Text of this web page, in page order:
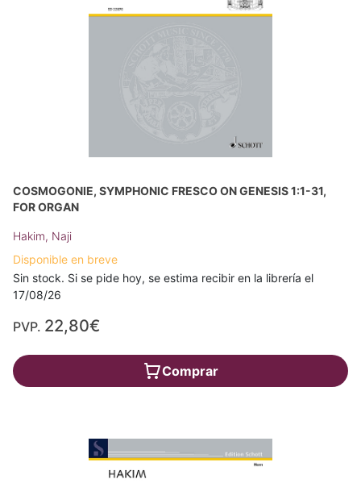
COSMOGONIE, SYMPHONIC FRESCO ON GENESIS 1:1-31,
FOR ORGAN
Hakim, Naji
Disponible en breve
Sin stock. Si se pide hoy, se estima recibir en la librería el
17/08/26
PVP. 22,80€
Comprar